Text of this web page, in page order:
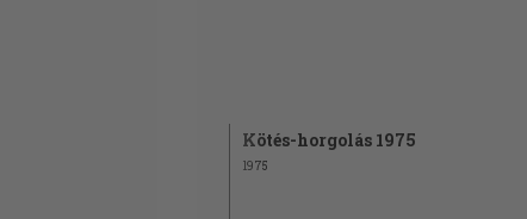
Kötés-horgolás 1975
1975